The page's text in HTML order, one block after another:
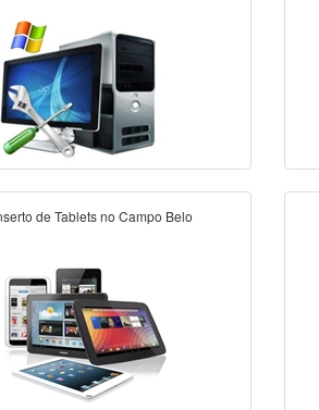
de Tablets no Campo Belo